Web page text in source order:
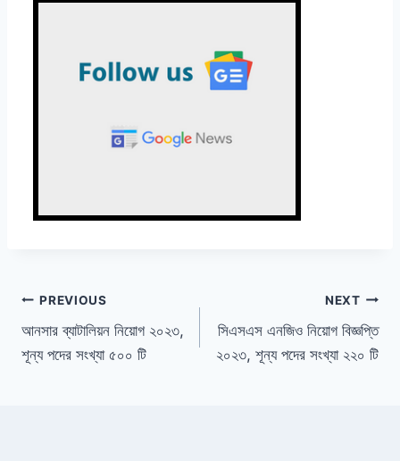
Post
navigation
PREVIOUS
আনসার ব্যাটালিয়ন নিয়োগ ২০২৩,
শূন্য পদের সংখ্যা ৫০০ টি
NEXT
সিএসএস এনজিও নিয়োগ বিজ্ঞপ্তি
২০২৩, শূন্য পদের সংখ্যা ২২০ টি